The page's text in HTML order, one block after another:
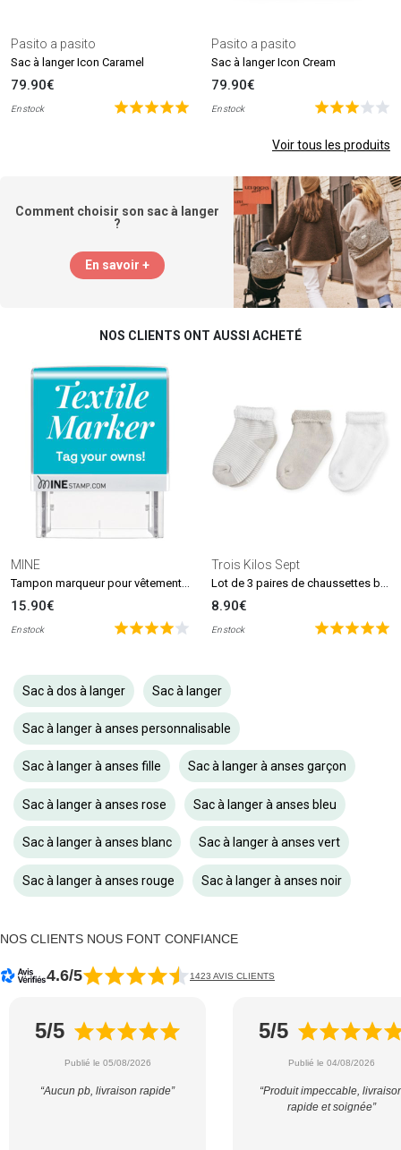
Pasito a pasito
Sac à langer Icon Caramel
79.90€
En stock
Pasito a pasito
Sac à langer Icon Cream
79.90€
En stock
Voir tous les produits
Comment choisir son sac à langer
?
En savoir +
NOS CLIENTS ONT AUSSI ACHETÉ
MINE
Tampon marqueur pour vêtements et livres MINE Stamp
15.90€
En stock
Trois Kilos Sept
Lot de 3 paires de chaussettes beige et blanc (0-6 mois)
8.90€
En stock
Sac à dos à langer Sac à langer
Sac à langer à anses personnalisable
Sac à langer à anses fille Sac à langer à anses garçon
Sac à langer à anses rose Sac à langer à anses bleu
Sac à langer à anses blanc Sac à langer à anses vert
Sac à langer à anses rouge Sac à langer à anses noir
NOS CLIENTS NOUS FONT CONFIANCE
4.6/5 1423 AVIS CLIENTS
5/5
Publié le 05/08/2026
“Aucun pb, livraison rapide”
5/5
Publié le 04/08/2026
“Produit impeccable,
rapide et soignée”